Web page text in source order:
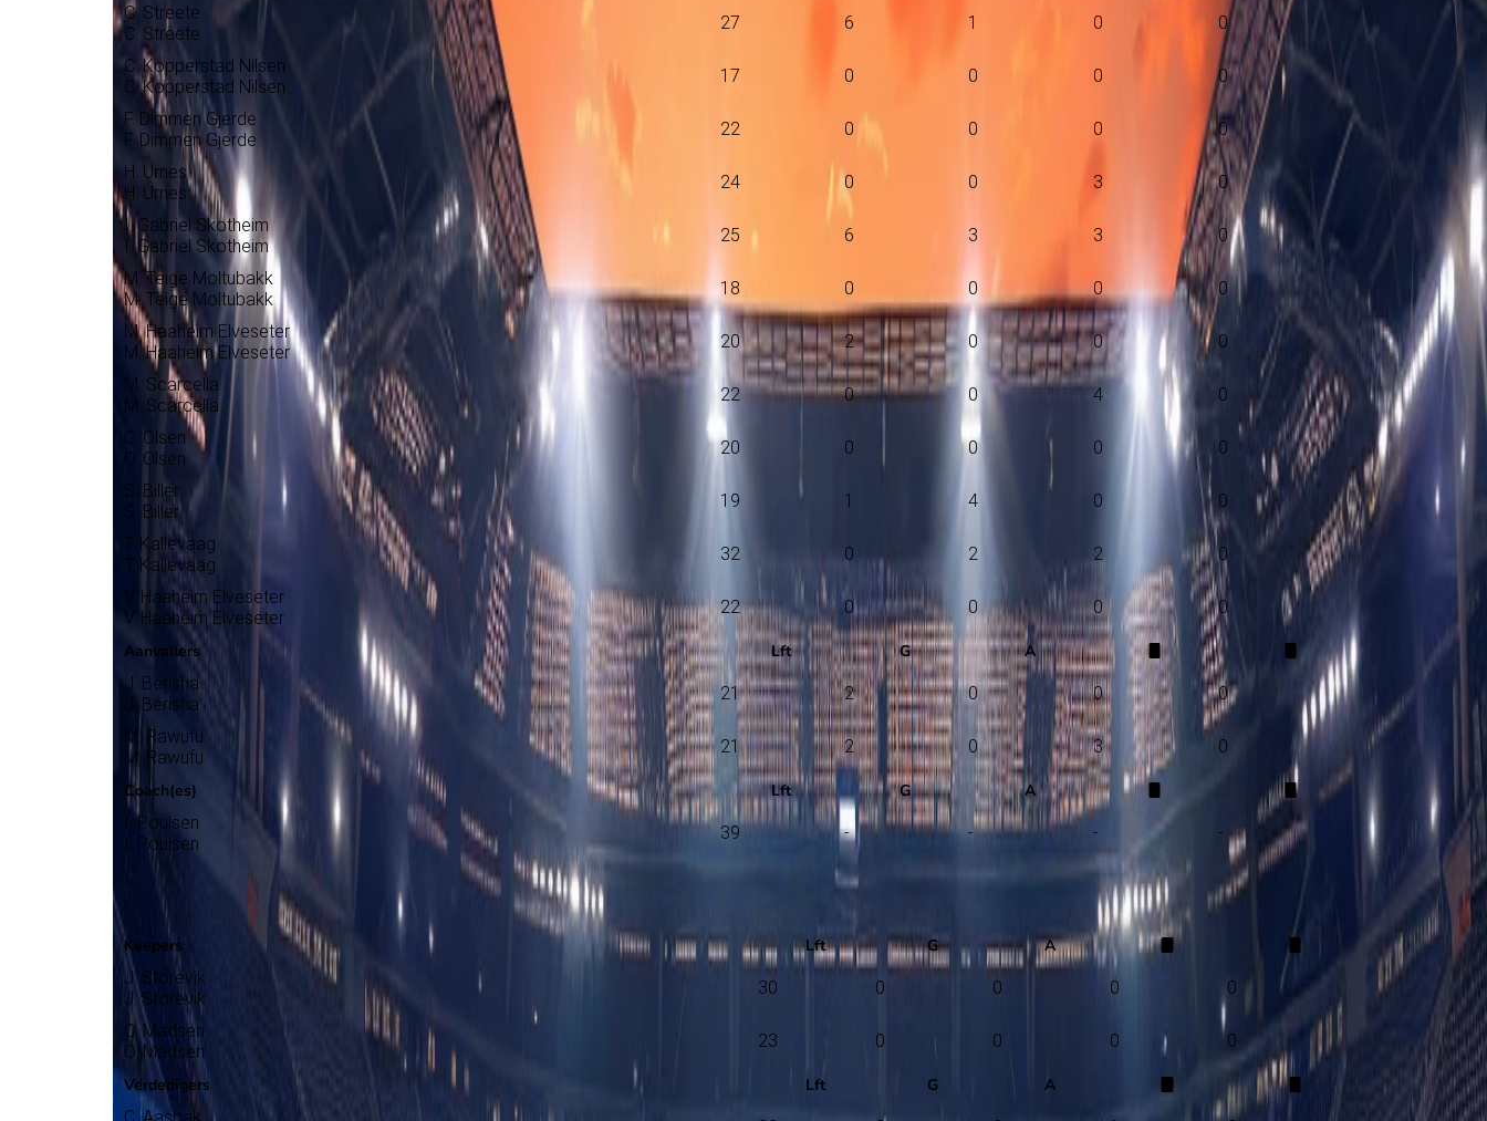
C. Streete
C. Streete
27 6 1 0 0
C. Kopperstad Nilsen
C. Kopperstad Nilsen
17 0 0 0 0
F. Dimmen Gjerde
F. Dimmen Gjerde
22 0 0 0 0
H. Urnes
H. Urnes
24 0 0 3 0
I. Gabriel Skotheim
I. Gabriel Skotheim
25 6 3 3 0
M. Teige Moltubakk
M. Teige Moltubakk
18 0 0 0 0
M. Haaheim Elveseter
M. Haaheim Elveseter
20 2 0 0 0
M. Scarcella
M. Scarcella
22 0 0 4 0
O. Olsen
O. Olsen
20 0 0 0 0
S. Biller
S. Biller
19 1 4 0 0
T. Kallevaag
T. Kallevaag
32 0 2 2 0
V. Haaheim Elveseter
V. Haaheim Elveseter
22 0 0 0 0
Aanvallers Lft G
A
J. Berisha
J. Berisha
21 2 0 0 0
M. Rawufu
M. Rawufu
21 2 0 3 0
Coach(es) Lft G
A
I. Poulsen
I. Poulsen
39 - - - -
Ranheim
Selectie
Keepers Lft G
A
J. Storevik
J. Storevik
30 0 0 0 0
O. Madsen
O. Madsen
23 0 0 0 0
Verdedigers Lft G
A